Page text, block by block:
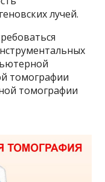
лучей.
томографии
томографии